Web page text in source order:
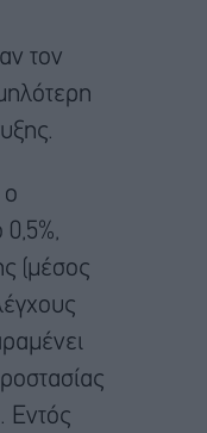
τον
ο
(μέσος
Εντός